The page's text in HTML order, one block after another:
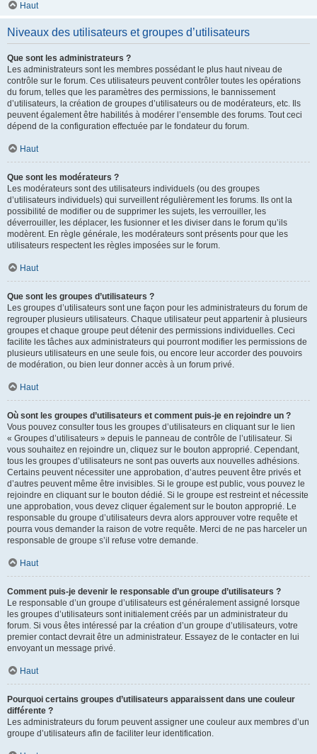
Haut
Niveaux des utilisateurs et groupes d’utilisateurs
Que sont les administrateurs ?
Les administrateurs sont les membres possédant le plus haut niveau de
contrôle sur le forum. Ces utilisateurs peuvent contrôler toutes les opérations
du forum, telles que les paramètres des permissions, le bannissement
d’utilisateurs, la création de groupes d’utilisateurs ou de modérateurs, etc. Ils
peuvent également être habilités à modérer l’ensemble des forums. Tout ceci
dépend de la configuration effectuée par le fondateur du forum.
Haut
Que sont les modérateurs ?
Les modérateurs sont des utilisateurs individuels (ou des groupes
d’utilisateurs individuels) qui surveillent régulièrement les forums. Ils ont la
possibilité de modifier ou de supprimer les sujets, les verrouiller, les
déverrouiller, les déplacer, les fusionner et les diviser dans le forum qu’ils
modèrent. En règle générale, les modérateurs sont présents pour que les
utilisateurs respectent les règles imposées sur le forum.
Haut
Que sont les groupes d’utilisateurs ?
Les groupes d’utilisateurs sont une façon pour les administrateurs du forum de
regrouper plusieurs utilisateurs. Chaque utilisateur peut appartenir à plusieurs
groupes et chaque groupe peut détenir des permissions individuelles. Ceci
facilite les tâches aux administrateurs qui pourront modifier les permissions de
plusieurs utilisateurs en une seule fois, ou encore leur accorder des pouvoirs
de modération, ou bien leur donner accès à un forum privé.
Haut
Où sont les groupes d’utilisateurs et comment puis-je en rejoindre un ?
Vous pouvez consulter tous les groupes d’utilisateurs en cliquant sur le lien
« Groupes d’utilisateurs » depuis le panneau de contrôle de l’utilisateur. Si
vous souhaitez en rejoindre un, cliquez sur le bouton approprié. Cependant,
tous les groupes d’utilisateurs ne sont pas ouverts aux nouvelles adhésions.
Certains peuvent nécessiter une approbation, d’autres peuvent être privés et
d’autres peuvent même être invisibles. Si le groupe est public, vous pouvez le
rejoindre en cliquant sur le bouton dédié. Si le groupe est restreint et nécessite
une approbation, vous devez cliquer également sur le bouton approprié. Le
responsable du groupe d’utilisateurs devra alors approuver votre requête et
pourra vous demander la raison de votre requête. Merci de ne pas harceler un
responsable de groupe s’il refuse votre demande.
Haut
Comment puis-je devenir le responsable d’un groupe d’utilisateurs ?
Le responsable d’un groupe d’utilisateurs est généralement assigné lorsque
les groupes d’utilisateurs sont initialement créés par un administrateur du
forum. Si vous êtes intéressé par la création d’un groupe d’utilisateurs, votre
premier contact devrait être un administrateur. Essayez de le contacter en lui
envoyant un message privé.
Haut
Pourquoi certains groupes d’utilisateurs apparaissent dans une couleur
différente ?
Les administrateurs du forum peuvent assigner une couleur aux membres d’un
groupe d’utilisateurs afin de faciliter leur identification.